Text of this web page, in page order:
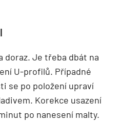
doraz. Je třeba dbát na
U-profilů. Případné
se po položení upraví
Korekce usazení
po nanesení malty.